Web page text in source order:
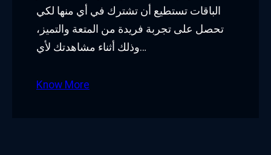
الباقات تستطيع أن تشترك في أي منها لكي
تحصل على تجربة فريدة من المتعة والتميز،
وذلك أثناء مشاهدتك لأي…
Know More